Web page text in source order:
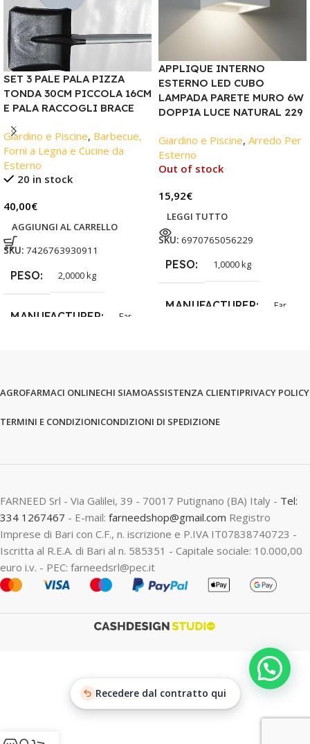
SET 3 PALE PALA PIZZA
TONDA 30CM PICCOLA 16CM
E PALA RACCOGLI BRACE
Giardino e Piscine, Barbecue,
Forni a Legna e Cucine da
Esterno
20 in stock
40,00€
AGGIUNGI AL CARRELLO
SKU: 7426763930911
PESO 2,0000 kg
MANUFACTURER Far
APPLIQUE INTERNO
ESTERNO LED CUBO
LAMPADA PARETE MURO 6W
DOPPIA LUCE NATURAL 229
Giardino e Piscine, Arredo Per
Esterno
Out of stock
15,92€
LEGGI TUTTO
SKU: 6970765056229
PESO 1,0000 kg
MANUFACTURER Far
AGROFARMACI ONLINECHI SIAMOASSISTENZA CLIENTIPRIVACY POLICY
TERMINI E CONDIZIONICONDIZIONI DI SPEDIZIONE
FARNEED Srl - Via Galilei, 39 - 70017 Putignano (BA) Italy - Tel:
334 1267467 - E-mail: farneedshop@gmail.com Registro
Imprese di Bari con C.F., n. iscrizione e P.IVA IT07838740723 -
Iscritta al R.E.A. di Bari al n. 585351 - Capitale sociale: 10.000,00
euro i.v. - PEC: farneedsrl@pec.it
Recedere dal contratto qui